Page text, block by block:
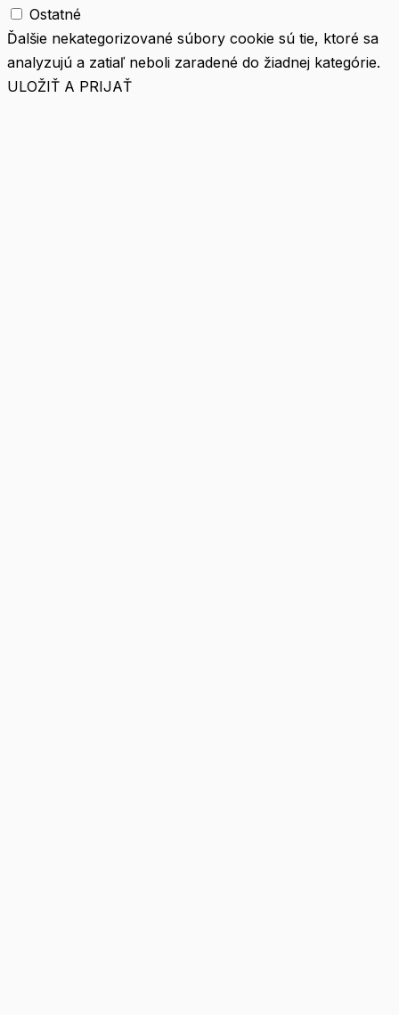
Ostatné
Ďalšie nekategorizované súbory cookie sú tie, ktoré sa
analyzujú a zatiaľ neboli zaradené do žiadnej kategórie.
ULOŽIŤ A PRIJAŤ